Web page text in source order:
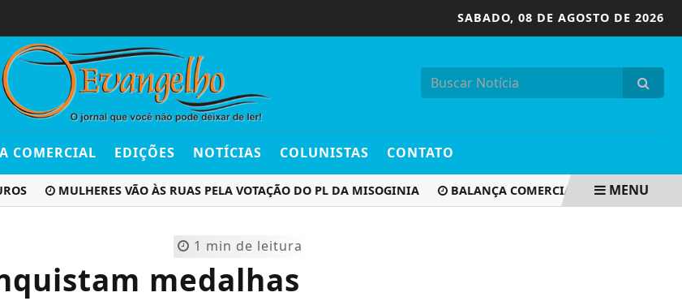
SABADO, 08 DE AGOSTO DE 2026
COMERCIAL EDIÇÕES NOTÍCIAS COLUNISTAS CONTATO
MULHERES VÃO ÀS RUAS PELA VOTAÇÃO DO PL DA MISOGINIA BALANÇA COMERCIAL DE JULHO TEM
MENU
1 min de leitura
medalhas